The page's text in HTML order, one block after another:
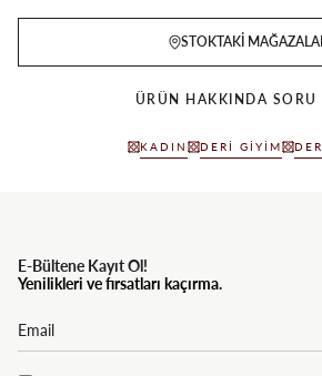
STOKTAKI
ÜRÜN HAKKINDA SORU
KADIN DERI GIYIM
E-Bültene Kayıt Ol!
Yenilikleri ve fırsatları kaçırma.